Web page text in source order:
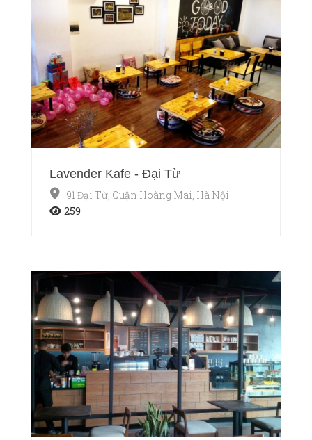
Lavender Kafe - Đại Từ
91 Đại Từ, Quận Hoàng Mai, Hà Nội
259